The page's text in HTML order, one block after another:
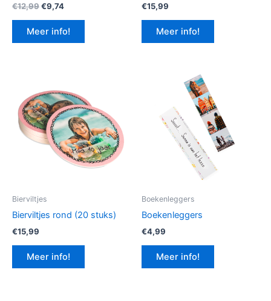
€12,99Oorspronkelijke
was:
€12,99.
€9,74Huidige
is:
€9,74.
Meer info!
€15,99
Meer info!
Bierviltjes
Bierviltjes rond (20 stuks)
€15,99
Meer info!
Boekenleggers
Boekenleggers
€4,99
Meer info!